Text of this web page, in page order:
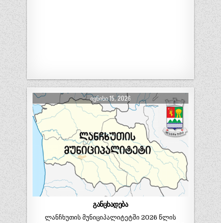
ᲘᲕᲜᲘᲡᲘ 15, 2026
განცხადება
ლანჩხუთის მუნიციპალიტეტში 2026 წლის